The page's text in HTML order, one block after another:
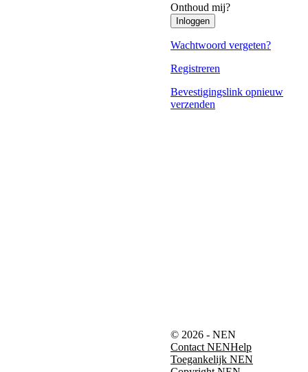
Onthoud mij?
Inloggen
Wachtwoord vergeten?
Registreren
Bevestigingslink opnieuw
verzenden
© 2026 - NEN
Contact NENHelp
Toegankelijk NEN